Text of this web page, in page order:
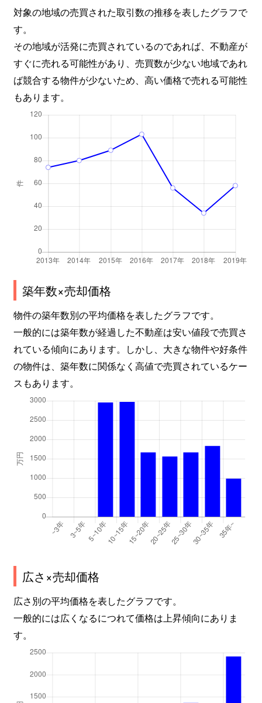
対象の地域の売買された取引数の推移を表したグラフで
す。
その地域が活発に売買されているのであれば、不動産が
すぐに売れる可能性があり、売買数が少ない地域であれ
ば競合する物件が少ないため、高い価格で売れる可能性
もあります。
築年数×売却価格
物件の築年数別の平均価格を表したグラフです。
一般的には築年数が経過した不動産は安い値段で売買さ
れている傾向にあります。しかし、大きな物件や好条件
の物件は、築年数に関係なく高値で売買されているケー
スもあります。
広さ×売却価格
広さ別の平均価格を表したグラフです。
一般的には広くなるにつれて価格は上昇傾向にありま
す。